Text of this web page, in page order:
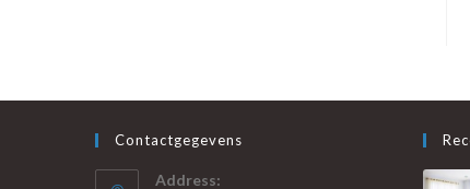
Contactgegevens
Address: